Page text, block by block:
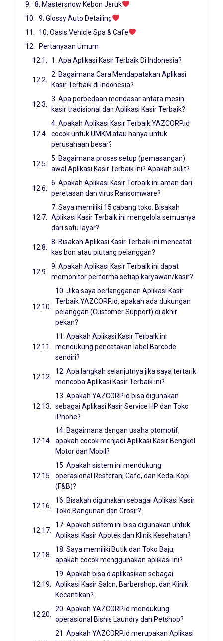
8. Mastersnow Kebon Jeruk
9. Glossy Auto Detailing
10. Oasis Vehicle Spa & Cafe
Pertanyaan Umum
1. Apa Aplikasi Kasir Terbaik Di Indonesia?
2. Bagaimana Cara Mendapatakan Aplikasi
Kasir Terbaik di Indonesia?
3. Apa perbedaan mendasar antara mesin
kasir tradisional dan Aplikasi Kasir Terbaik?
4. Apakah Aplikasi Kasir Terbaik YAZCORP.id
cocok untuk UMKM atau hanya untuk
perusahaan besar?
5. Bagaimana proses setup (pemasangan)
awal Aplikasi Kasir Terbaik ini? Apakah sulit?
6. Apakah Aplikasi Kasir Terbaik ini aman dari
peretasan dan virus Ransomware?
7. Saya memiliki 15 cabang toko. Bisakah
Aplikasi Kasir Terbaik ini mengelola semuanya
dari satu layar?
8. Bisakah Aplikasi Kasir Terbaik ini mencatat
kas bon atau piutang pelanggan?
9. Apakah Aplikasi Kasir Terbaik ini dapat
memonitor performa setiap karyawan/kasir?
10. Jika saya berlangganan Aplikasi Kasir
Terbaik YAZCORP.id, apakah ada dukungan
pelanggan (Customer Support) di akhir
pekan?
11. Apakah Aplikasi Kasir Terbaik ini
mendukung pencetakan label Barcode
sendiri?
12. Apa langkah selanjutnya jika saya tertarik
mencoba Aplikasi Kasir Terbaik ini?
13. Apakah YAZCORP.id bisa digunakan
sebagai Aplikasi Kasir Service HP dan Toko
iPhone?
14. Bagaimana dengan usaha otomotif,
apakah cocok menjadi Aplikasi Kasir Bengkel
Motor dan Mobil?
15. Apakah sistem ini mendukung
operasional Restoran, Cafe, dan Kedai Kopi
(F&B)?
16. Bisakah digunakan sebagai Aplikasi Kasir
Toko Bangunan dan Grosir?
17. Apakah sistem ini bisa digunakan untuk
Aplikasi Kasir Apotek dan Klinik Kesehatan?
18. Saya memiliki Butik dan Toko Baju,
apakah cocok menggunakan aplikasi ini?
19. Apakah bisa diaplikasikan sebagai
Aplikasi Kasir Salon, Barbershop, dan Klinik
Kecantikan?
20. Apakah YAZCORP.id mendukung
operasional Bisnis Laundry dan Petshop?
21. Apakah YAZCORP.id merupakan Aplikasi